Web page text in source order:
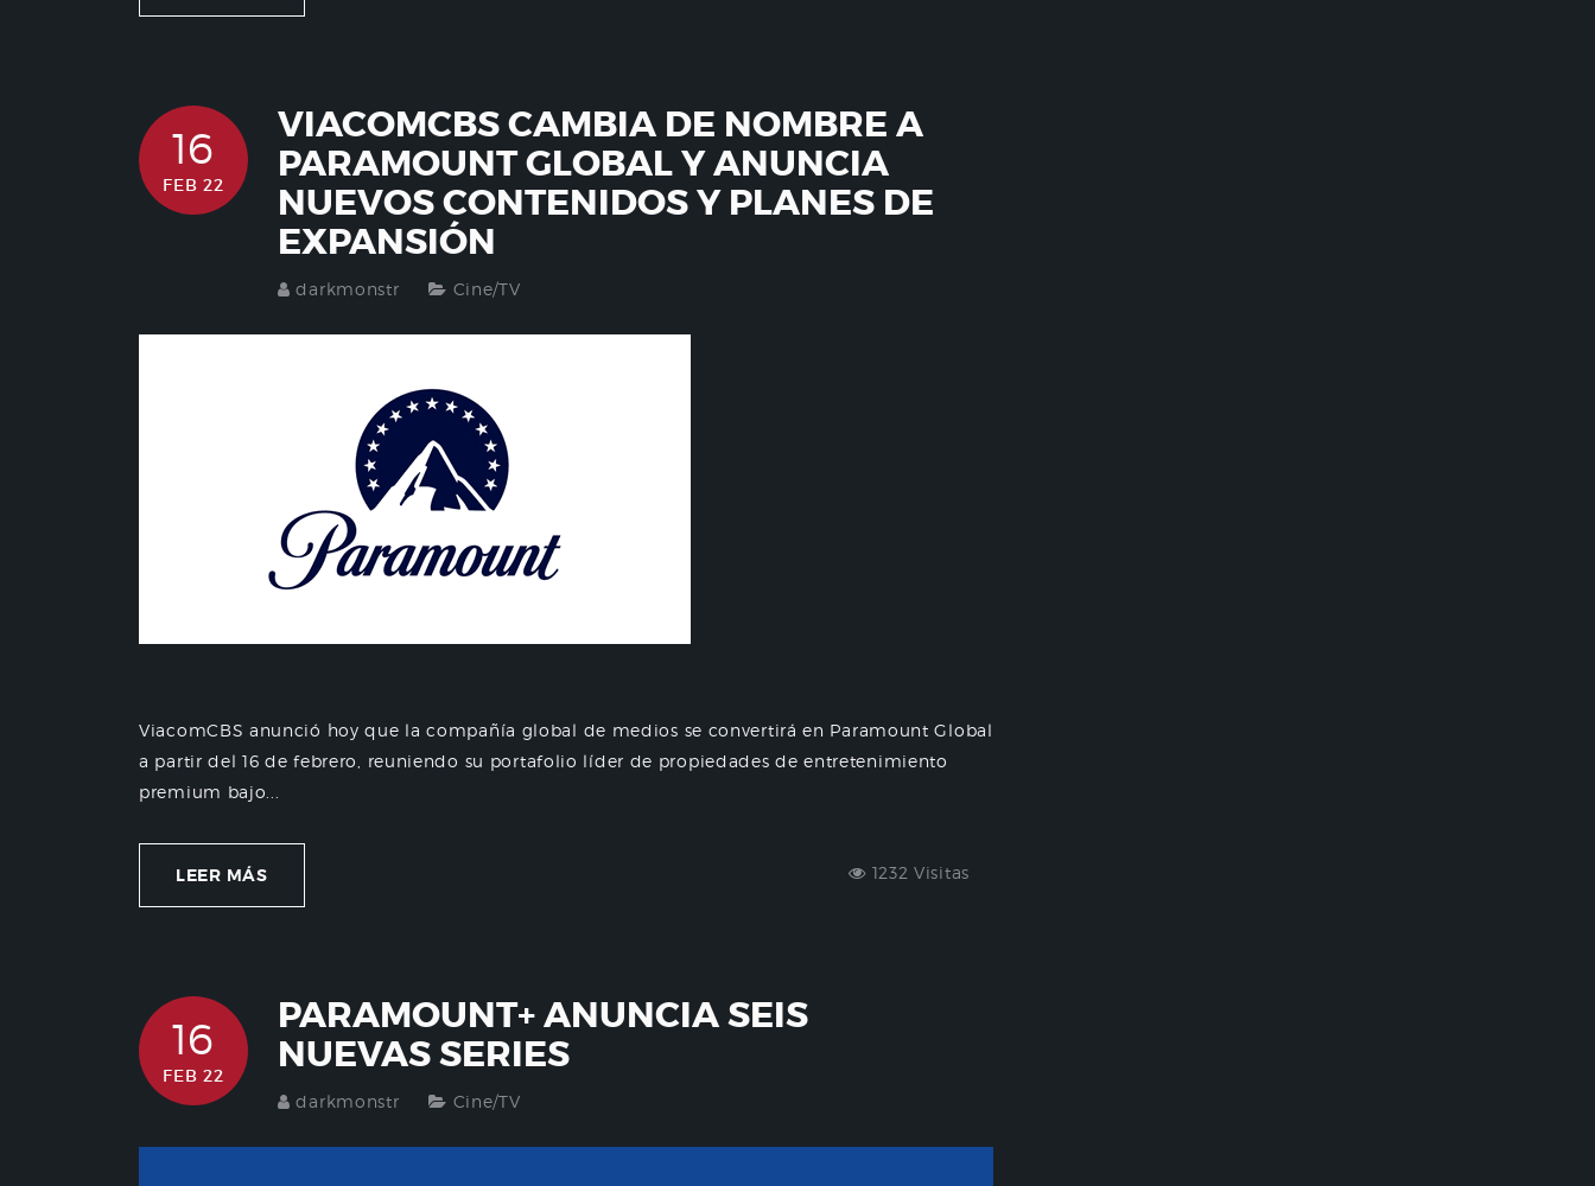
16
FEB 22
VIACOMCBS CAMBIA DE NOMBRE A
PARAMOUNT GLOBAL Y ANUNCIA
NUEVOS CONTENIDOS Y PLANES DE
EXPANSIÓN
darkmonstr Cine/TV
ViacomCBS anunció hoy que la compañía global de medios se convertirá en Paramount Global
a partir del 16 de febrero, reuniendo su portafolio líder de propiedades de entretenimiento
premium bajo...
LEER MÁS 1232 Visitas
16
FEB 22
PARAMOUNT+ ANUNCIA SEIS
NUEVAS SERIES
darkmonstr Cine/TV